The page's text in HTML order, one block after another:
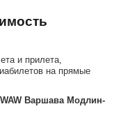
и прилета,
на прямые
Варшава Модлин-